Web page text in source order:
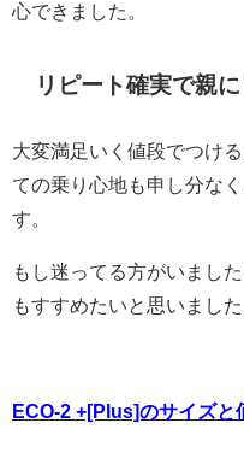
心できました。
リピート確実で親
大変満足いく値段でつけ
ての乗り心地も申し分な
す。
もし迷ってる方がいまし
もすすめたいと思いました
ECO-2 +[Plus]のサイズと